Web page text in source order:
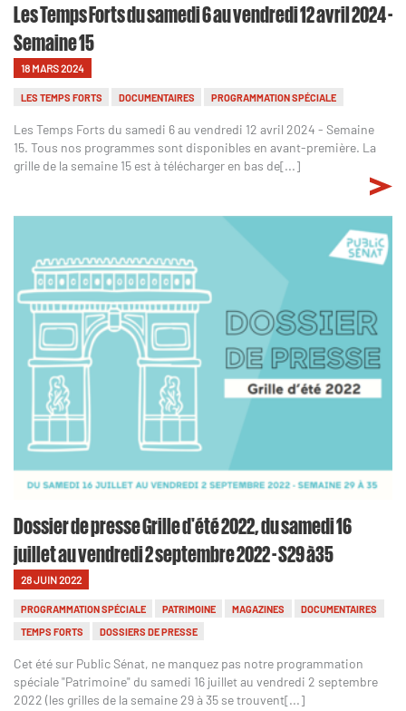
Les Temps Forts du samedi 6 au vendredi 12 avril 2024 -
Semaine 15
18 MARS 2024
LES TEMPS FORTS DOCUMENTAIRES PROGRAMMATION SPÉCIALE
Les Temps Forts du samedi 6 au vendredi 12 avril 2024 - Semaine
15. Tous nos programmes sont disponibles en avant-première. La
grille de la semaine 15 est à télécharger en bas de[...]
Dossier de presse Grille d'été 2022, du samedi 16
juillet au vendredi 2 septembre 2022 - S29 à35
28 JUIN 2022
PROGRAMMATION SPÉCIALE PATRIMOINE MAGAZINES
DOCUMENTAIRES
TEMPS FORTS
DOSSIERS DE PRESSE
Cet été sur Public Sénat, ne manquez pas notre programmation
spéciale "Patrimoine" du samedi 16 juillet au vendredi 2 septembre
2022 (les grilles de la semaine 29 à 35 se trouvent[...]